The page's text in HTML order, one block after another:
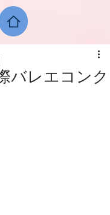
バレエコンク